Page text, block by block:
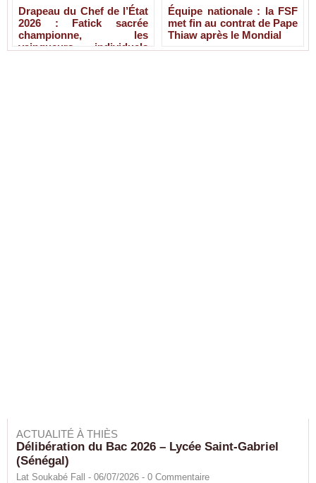
Drapeau du Chef de l’État
2026 : Fatick sacrée
championne, les
vainqueurs individuels
Équipe nationale : la FSF
met fin au contrat de Pape
Thiaw après le Mondial
ACTUALITÉ À THIÈS
Délibération du Bac 2026 – Lycée Saint-Gabriel
(Sénégal)
Lat Soukabé Fall - 06/07/2026 - 0 Commentaire